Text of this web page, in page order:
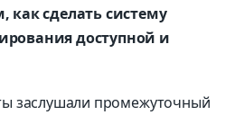
как сделать систему
доступной и
заслушали промежуточный